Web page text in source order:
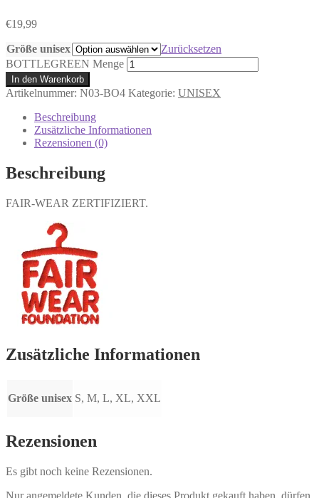
€19,99
Größe unisex
Zurücksetzen
BOTTLEGREEN Menge
In den Warenkorb
Artikelnummer: N03-BO4 Kategorie: UNISEX
Beschreibung
Zusätzliche Informationen
Rezensionen (0)
Beschreibung
FAIR-WEAR ZERTIFIZIERT.
Zusätzliche Informationen
Größe unisex S, M, L, XL, XXL
Rezensionen
Es gibt noch keine Rezensionen.